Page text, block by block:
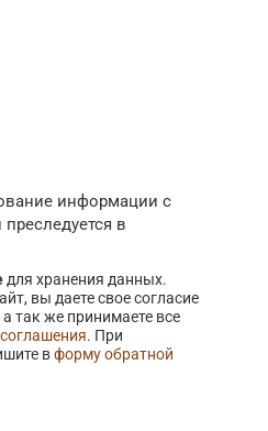
информации с
преследуется в
для хранения данных.
вы даете свое согласие
так же принимаете все
. При
вформу обратной